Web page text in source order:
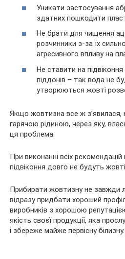
Уникати застосування
здатних пошкодити
Не брати для чищення
розчинники з-за їх
агресивного впливу на
Не ставити на
піддонів – так вода не
утворюються жовті
Якщо жовтизна все ж з’явилася,
гарячою рідиною, через яку,
ця проблема.
При виконанні всіх рекомендацій
підвіконня довго не будуть
Прибирати жовтизну не завжди
відразу придбати хороший
виробників з хорошою
якість своєї продукції, яка
і збереже майже первісну білизну.